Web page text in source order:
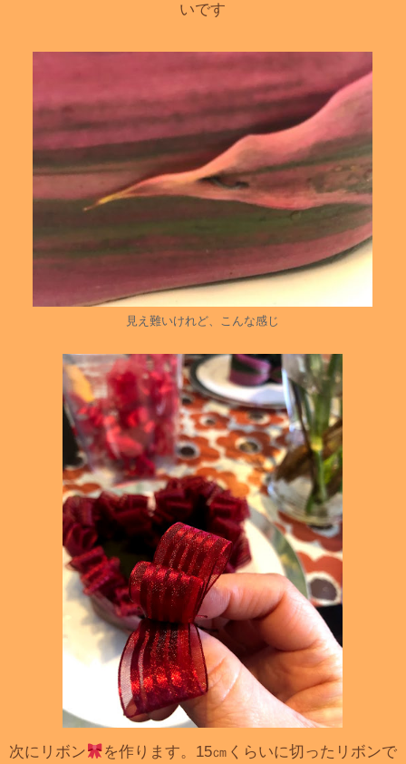
いです
見え難いけれど、こんな感じ
次にリボン を作ります。15㎝くらいに切ったリボンで